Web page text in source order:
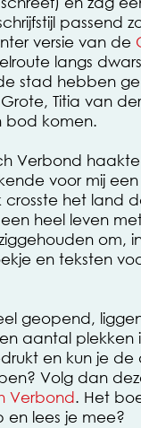
passend
versie van de
langs
stad hebben
Titia van
bod komen.
Verbond
voor mij een
crosste het land
heel leven
om,
en teksten
geopend,
aantal plekken
en kun je de
Volg dan
Verbond. Het
en lees je mee?